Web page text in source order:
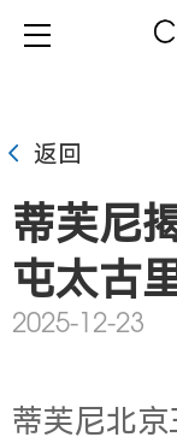
返回
蒂芙尼
屯太古
2025-12-23
蒂芙尼北